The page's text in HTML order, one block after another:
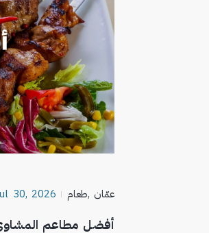
30, 2026 طعام, عمّان
أفضل مطاعم